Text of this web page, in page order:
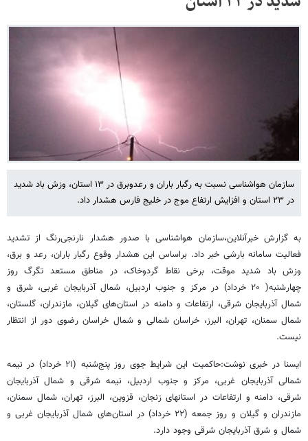
سازمان هواشناسی نسبت به رگبار باران و رعدوبرق در ۱۳ استان، وزش باد شدید
در ۲۳ استان و افزایش ارتفاع موج در خلیج فارس هشدار داد.
به گزارش خبرآنلاین،سازمان هواشناسی با صدور هشدار نارنجی‌رنگ از تشدید
فعالیت سامانه بارشی خبر داد. براساس این هشدار وقوع رگبار باران، رعد و برق،
وزش باد شدید موقت، برخی نقاط گردوخاک، در مناطق مستعد تگرگ روز
چهارشنبه( ۲۰ خرداد) در مرکز و جنوب اردبیل، شمال آذربایجان غربی، شرق و
شمال آذربایجان شرقی، ارتفاعات و دامنه در استان‌های گیلان، مازندران، گلستان،
شمال سمنان، تهران، البرز، خراسان شمالی و شمال خراسان رضوی دور از انتظار
نیست.
ایسنا در خبری نوشت:حاکمیت این شرایط جوی روز پنج‌شنبه (۲۱ خرداد) در نیمه
شمالی آذربایجان غربی، مرکز و جنوب اردبیل، نیمه شرقی و شمال آذربایجان
شرقی، دامنه و ارتفاعات در استانهای زنجان، قزوین، البرز، تهران، شمال سمنان،
مازندران و گیلان و روز جمعه (۲۲ خرداد) در استان‌های شمال آذربایجان غربی و
شمال و شرق آذربایجان شرقی وجود دارد.